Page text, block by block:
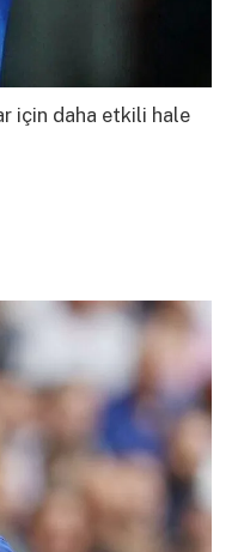
için daha etkili hale